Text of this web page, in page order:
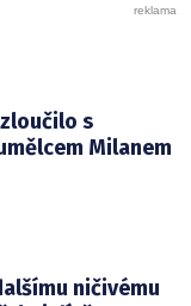
s
Milanem
ničivému